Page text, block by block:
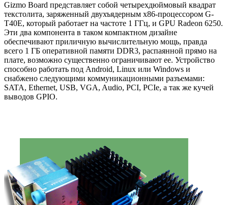
Gizmo Board представляет собой четырехдюймовый квадрат
текстолита, заряженный двухъядерным x86-процессором G-
T40E, который работает на частоте 1 ГГц, и GPU Radeon 6250.
Эти два компонента в таком компактном дизайне
обеспечивают приличную вычислительную мощь, правда
всего 1 ГБ оперативной памяти DDR3, распаянной прямо на
плате, возможно существенно ограничивают ее. Устройство
способно работать под Android, Linux или Windows и
снабжено следующими коммуникационными разъемами:
SATA, Ethernet, USB, VGA, Audio, PCI, PCIe, а так же кучей
выводов GPIO.